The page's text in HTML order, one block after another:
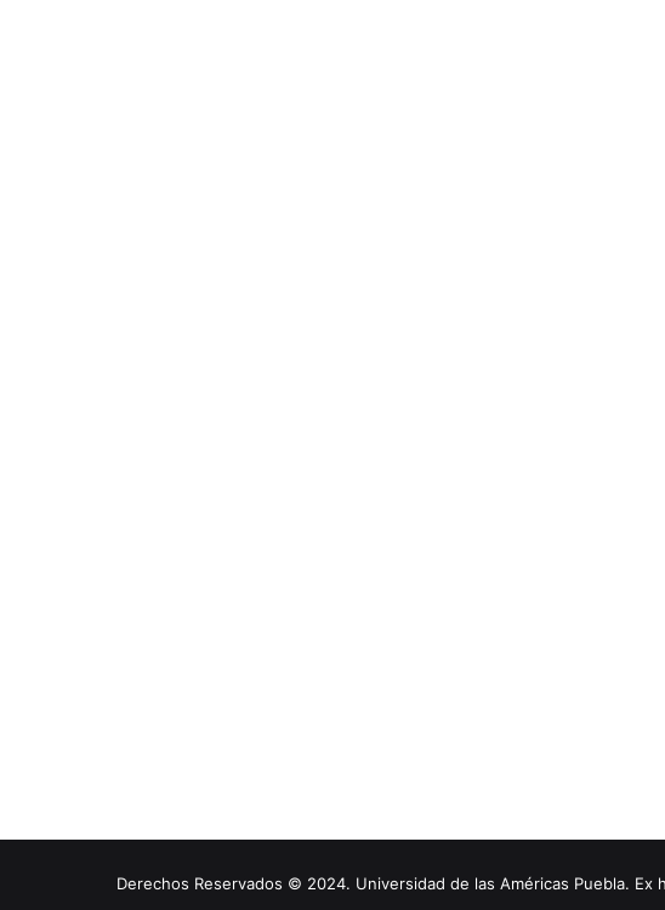
Derechos Reservados © 2024. Universidad de las Américas Puebla. Ex